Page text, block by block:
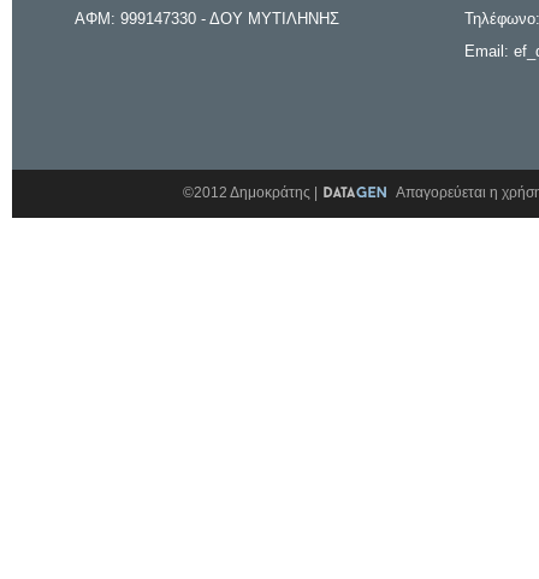
ΑΦΜ: 999147330 - ΔΟΥ ΜΥΤΙΛΗΝΗΣ
Email:
©2012 Δημοκράτης | Απαγορεύεται η